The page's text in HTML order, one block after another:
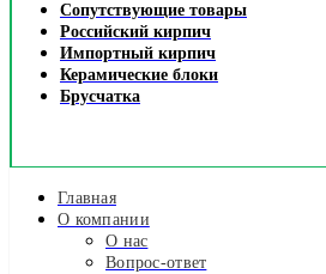
Сопутствующие товары
Российский кирпич
Импортный кирпич
Керамические блоки
Брусчатка
Главная
О компании
О нас
Вопрос-ответ